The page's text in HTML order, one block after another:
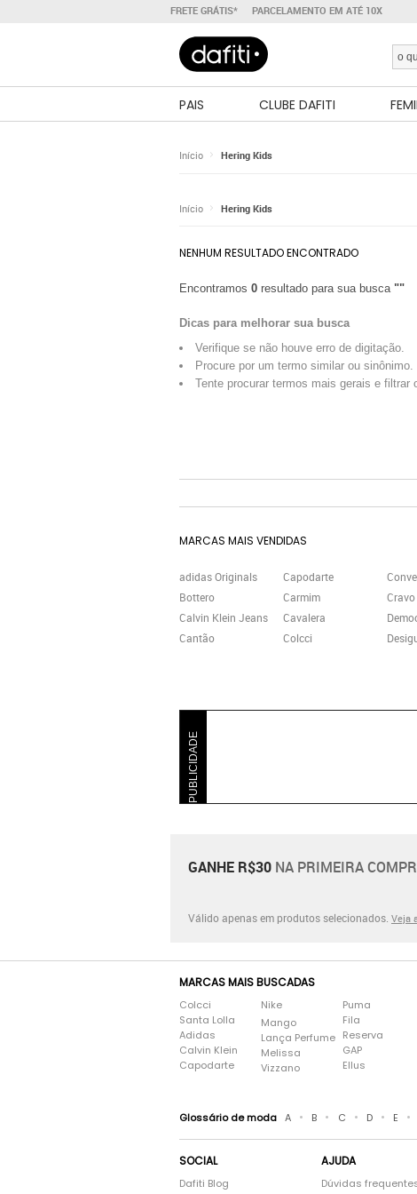
FRETE GRÁTIS* PARCELAMENTO EM ATÉ 10X
PAIS CLUBE DAFITI
Início Hering Kids
Início Hering Kids
NENHUM RESULTADO ENCONTRADO
Encontramos 0 resultado para sua busca ""
Dicas para melhorar sua busca
Verifique se não houve erro de digitação.
Procure por um termo similar ou sinônimo.
Tente procurar termos mais gerais e filtrar
MARCAS MAIS VENDIDAS
adidas Originals
Bottero
Calvin Klein Jeans
Cantão
Capodarte
Carmim
Cavalera
Colcci
Cravo
PUBLICIDADE
GANHE R$30 NA PRIMEIRA
Válido apenas em produtos selecionados. Veja
MARCAS MAIS BUSCADAS
Colcci
Santa Lolla
Adidas
Calvin Klein
Capodarte
Nike
Mango
Lança Perfume
Melissa
Vizzano
Puma
Fila
Reserva
GAP
Ellus
Glossário de moda A • B • C • D • E •
SOCIAL
Dafiti Blog
AJUDA
Dúvidas